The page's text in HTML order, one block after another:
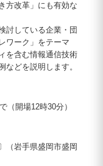
方改革」にも有効な
討している企業・団
ワーク」をテーマ
を含む情報通信技術
どを説明します。
（開場12時30分）
（岩手県盛岡市盛岡